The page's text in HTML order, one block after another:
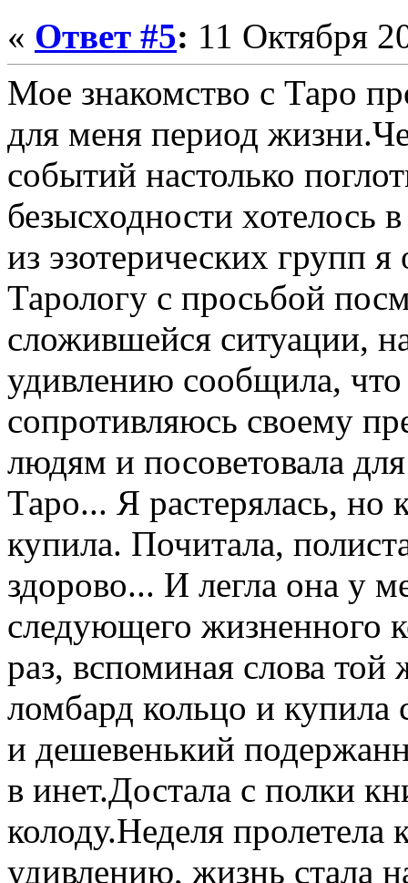
« Ответ #5: 11 Октября
Мое знакомство с Таро
для меня период
событий настолько
безысходности хотелось
из эзотерических групп
Тарологу с просьбой
сложившейся ситуации,
удивлению сообщила, что
сопротивляюсь своему
людям и посоветовала
Таро... Я растерялась, но
купила. Почитала,
здорово... И легла она у
следующего жизненного
раз, вспоминая слова
ломбард кольцо и купила
и дешевенький
в инет.Достала с полки
колоду.Неделя
удивлению, жизнь стала